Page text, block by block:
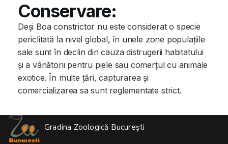
Conservare:
Deși Boa constrictor nu este considerat o specie
periclitată la nivel global, în unele zone populațiile
sale sunt în declin din cauza distrugerii habitatului
și a vânătorii pentru piele sau comerțul cu animale
exotice. În multe țări, capturarea și
comercializarea sa sunt reglementate strict.
Gradina Zoologică București